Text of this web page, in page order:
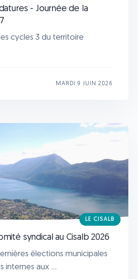
- Journée de la
cycles 3 du territoire
MARDI 9 JUIN 2026
LE CISALB
syndical au Cisalb 2026
élections municipales
internes aux ...